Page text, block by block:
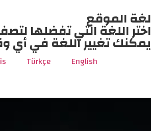
لغة الموقع
اختر اللغة التي تفضلها
يمكنك تغيير اللغة في أي
English
Türkçe